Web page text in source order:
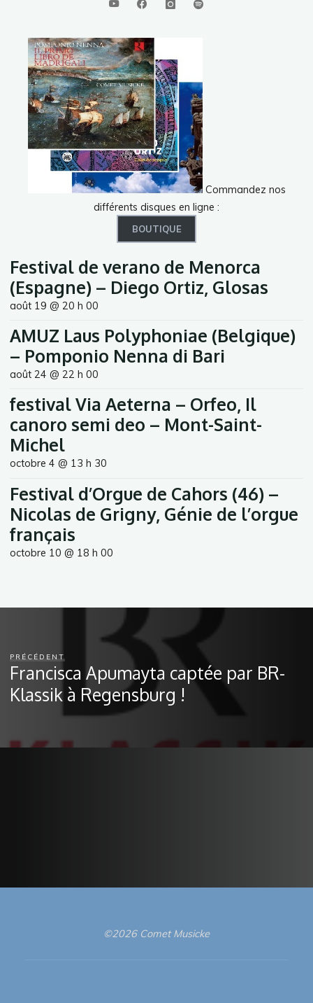
Commandez nos
différents disques en ligne :
BOUTIQUE
Festival de verano de Menorca
(Espagne) – Diego Ortiz, Glosas
août 19 @ 20 h 00
AMUZ Laus Polyphoniae (Belgique)
– Pomponio Nenna di Bari
août 24 @ 22 h 00
festival Via Aeterna – Orfeo, Il
canoro semi deo – Mont-Saint-
Michel
octobre 4 @ 13 h 30
Festival d’Orgue de Cahors (46) –
Nicolas de Grigny, Génie de l’orgue
français
octobre 10 @ 18 h 00
PRÉCÉDENT
Francisca Apumayta captée par BR-
Klassik à Regensburg !
©2026 Comet Musicke